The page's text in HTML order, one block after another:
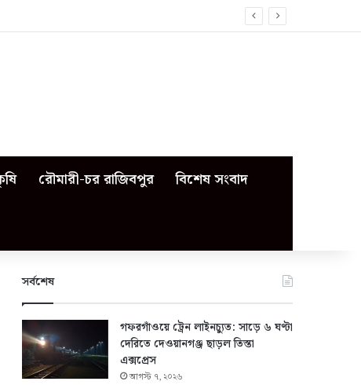
রৌমারী-চর রাজিবপুর বিশেষ সংবাদ
সর্বশেষ
গফরগাঁওয়ে ট্রেন লাইনচ্যুত: সাড়ে ৬ ঘণ্টা
দেরিতে দেওয়ানগঞ্জ ছাড়ল তিস্তা
এক্সপ্রেস
আগস্ট ৭, ২০২৬